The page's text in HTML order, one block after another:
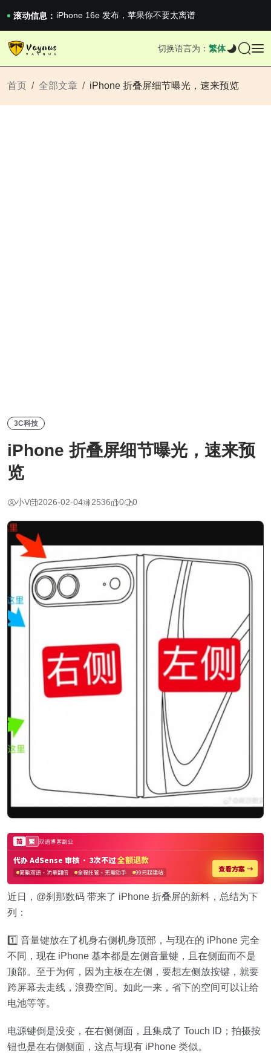
滚动信息： iPhone 16e 发布，苹果你不要太离谱
2026澳网男单收官：全满贯对上全满亚，德约...
《巅峰守卫 Highguard》正式上线，官...
切换语言为： 繁体
首页 全部文章 iPhone 折叠屏细节曝光，速来预览
3C科技
iPhone 折叠屏细节曝光，速来预
览
小V 2026-02-04 2536 0 0
近日，@刹那数码 带来了 iPhone 折叠屏的新料，总结为下
列：
1️⃣ 音量键放在了机身右侧机身顶部，与现在的 iPhone 完全
不同，现在 iPhone 基本都是左侧音量键，且在侧面而不是
顶部。至于为何，因为主板在左侧，要想左侧放按键，就要
跨屏幕去走线，浪费空间。如此一来，省下的空间可以让给
电池等等。
电源键倒是没变，在右侧侧面，且集成了 Touch ID；拍摄按
钮也是在右侧侧面，这点与现有 iPhone 类似。